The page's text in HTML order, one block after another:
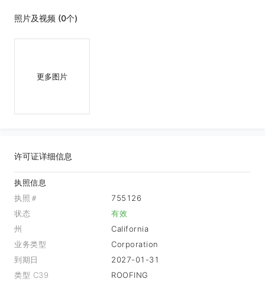
照片及视频 (0个)
更多图片
许可证详细信息
执照信息
执照＃
755126
状态
有效
州
California
业务类型
Corporation
到期日
2027-01-31
类型 C39
ROOFING